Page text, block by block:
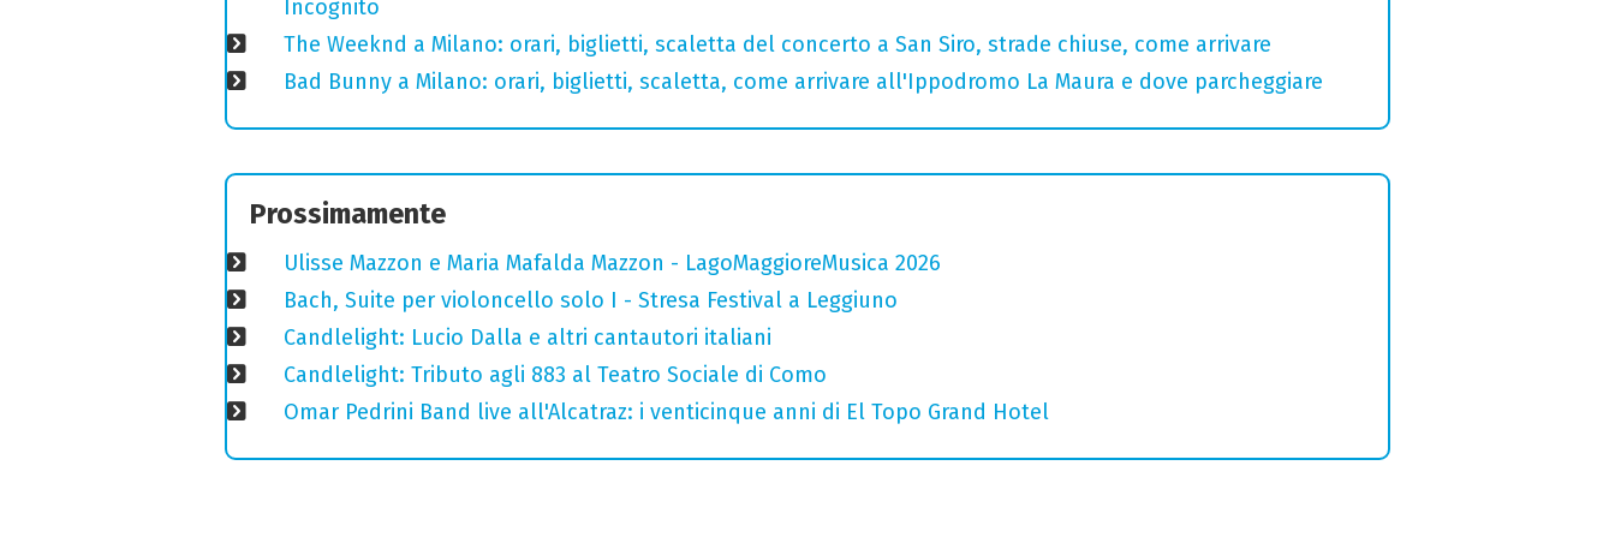
Incognito
The Weeknd a Milano: orari, biglietti, scaletta del concerto a San Siro, strade chiuse, come arrivare
Bad Bunny a Milano: orari, biglietti, scaletta, come arrivare all'Ippodromo La Maura e dove parcheggiare
Prossimamente
Ulisse Mazzon e Maria Mafalda Mazzon - LagoMaggioreMusica 2026
Bach, Suite per violoncello solo I - Stresa Festival a Leggiuno
Candlelight: Lucio Dalla e altri cantautori italiani
Candlelight: Tributo agli 883 al Teatro Sociale di Como
Omar Pedrini Band live all'Alcatraz: i venticinque anni di El Topo Grand Hotel